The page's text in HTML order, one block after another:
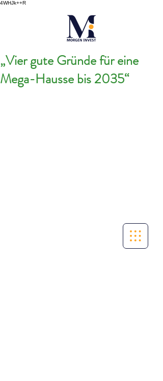
4WHJk++R
„Vier gute Gründe für eine
Mega-Hausse bis 2035“